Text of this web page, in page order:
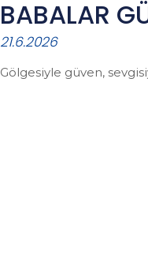
BABALAR
21.6.2026
Gölgesiyle güven,